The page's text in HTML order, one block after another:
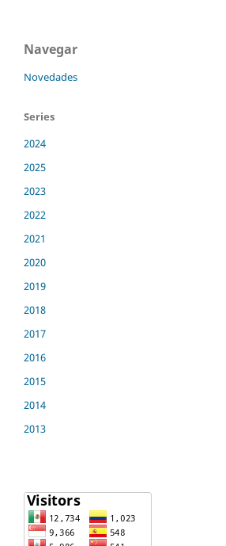
Navegar
Novedades
Series
2024
2025
2023
2022
2021
2020
2019
2018
2017
2016
2015
2014
2013